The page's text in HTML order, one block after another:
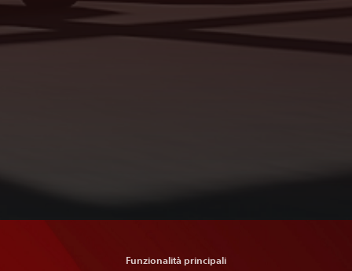
Funzionalità principali